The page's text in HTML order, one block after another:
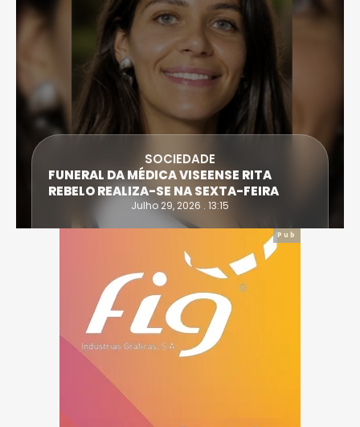
SOCIEDADE
FUNERAL DA MÉDICA VISEENSE RITA
REBELO REALIZA-SE NA SEXTA-FEIRA
Julho 29, 2026 . 13:15
Pub